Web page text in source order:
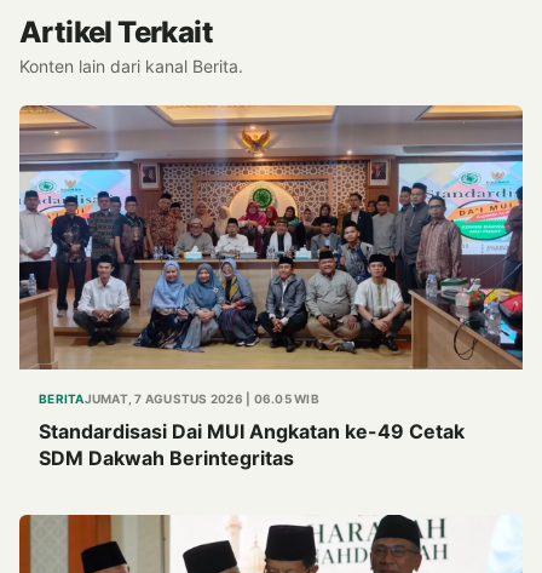
Artikel Terkait
Konten lain dari kanal Berita.
BERITAJUMAT, 7 AGUSTUS 2026 | 06.05 WIB
Standardisasi Dai MUI Angkatan ke-49 Cetak
SDM Dakwah Berintegritas